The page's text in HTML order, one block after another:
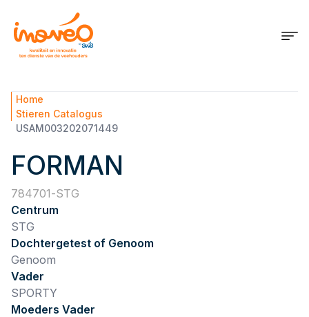
Home
Stieren Catalogus
USAM003202071449
FORMAN
784701 STG
Centrum
STG
Dochtergetest of Genoom
Genoom
Vader
SPORTY
Moeders Vader